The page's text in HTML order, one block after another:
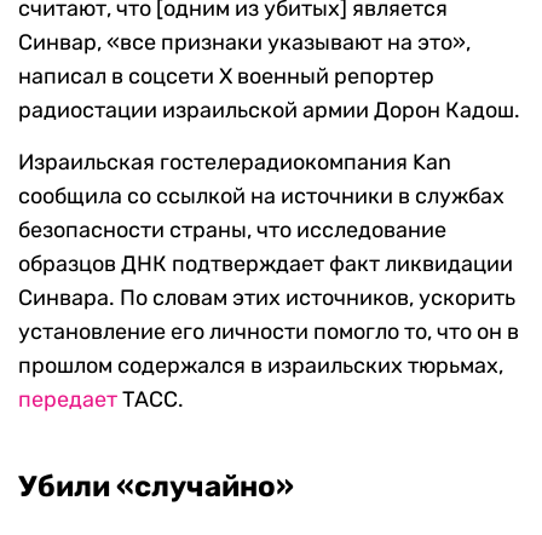
считают, что [одним из убитых] является
Синвар, «все признаки указывают на это»,
написал в соцсети X военный репортер
радиостации израильской армии Дорон Кадош.
Израильская гостелерадиокомпания Kan
сообщила со ссылкой на источники в службах
безопасности страны, что исследование
образцов ДНК подтверждает факт ликвидации
Синвара. По словам этих источников, ускорить
установление его личности помогло то, что он в
прошлом содержался в израильских тюрьмах,
передаетТАСС.
Убили «случайно»